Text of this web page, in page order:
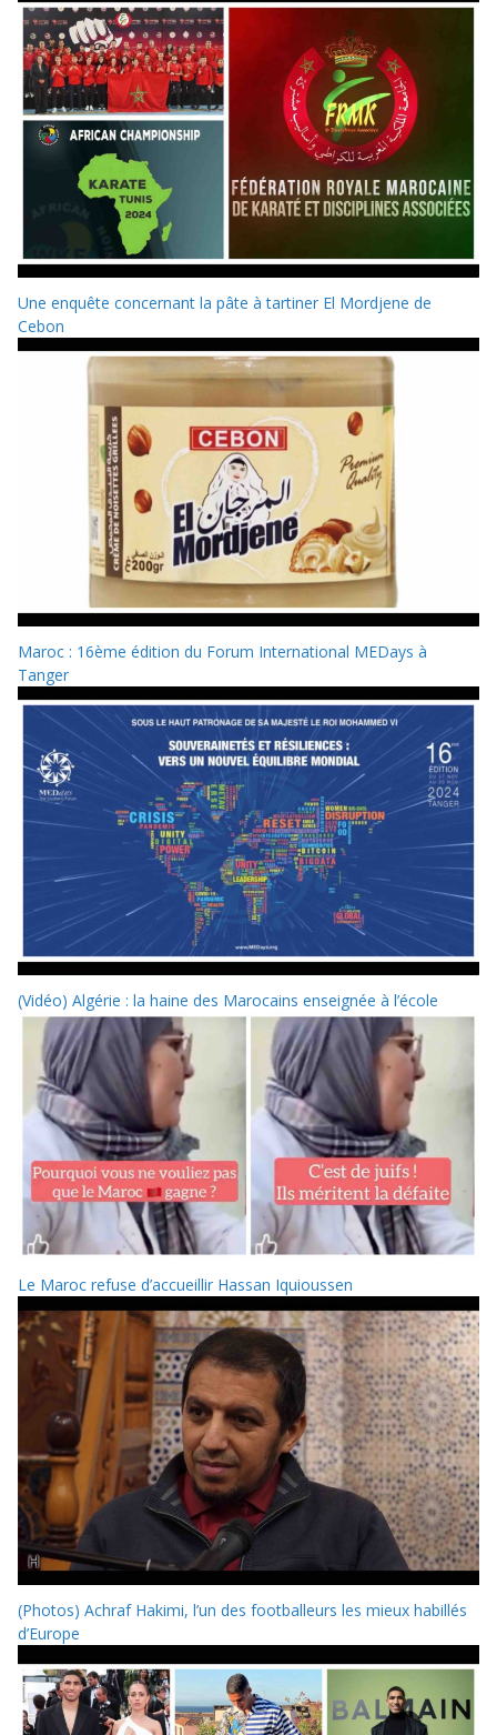
Une enquête concernant la pâte à tartiner El Mordjene de
Cebon
Maroc : 16ème édition du Forum International MEDays à
Tanger
(Vidéo) Algérie : la haine des Marocains enseignée à l’école
Le Maroc refuse d’accueillir Hassan Iquioussen
(Photos) Achraf Hakimi, l’un des footballeurs les mieux habillés
d’Europe